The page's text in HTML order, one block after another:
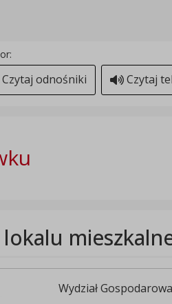
między paragrafami
domyślne
Czytaj odnośniki Czytaj
Wydział